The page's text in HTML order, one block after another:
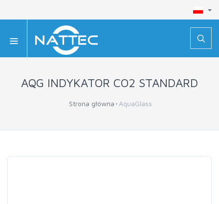
AQG INDYKATOR CO2 STANDARD
Strona główna AquaGlass